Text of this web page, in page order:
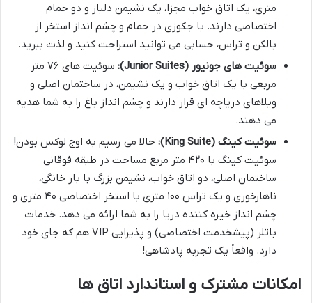
متری، یک اتاق خواب مجزا، یک نشیمن دلباز و دو حمام
اختصاصی دارند. با جکوزی در حمام و چشم انداز استخر از
بالکن و تراس، حسابی می توانید استراحت کنید و لذت ببرید.
سوئیت های جونیور (Junior Suites):
سوئیت های ۷۶ متر
مربعی با یک اتاق خواب و یک نشیمن، در ساختمان اصلی و
ویلاهای دریاچه ای قرار دارند و چشم انداز باغ را به شما هدیه
می دهند.
سوئیت کینگ (King Suite):
حالا می رسیم به اوج لوکس بودن!
سوئیت کینگ با ۴۲۰ متر مربع مساحت در طبقه فوقانی
ساختمان اصلی، دو اتاق خواب، نشیمن بزرگ با بار خانگی،
ناهارخوری و یک تراس ۱۰۰ متری با استخر اختصاصی ۴۰ متری و
چشم انداز خیره کننده دریا را به شما ارائه می دهد. خدمات
باتلر (پیشخدمت اختصاصی) و پذیرایی VIP هم که جای خود
دارد. واقعاً یک تجربه پادشاهی!
امکانات مشترک و استاندارد اتاق ها